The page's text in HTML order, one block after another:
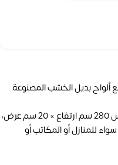
بديل الخشب المصنوعة
المنتج يتميز بتصميم عصري فاخر مع مقاس 280 سم ارتفاع × 20 سم عرض،
للمنازل أو المكاتب أو